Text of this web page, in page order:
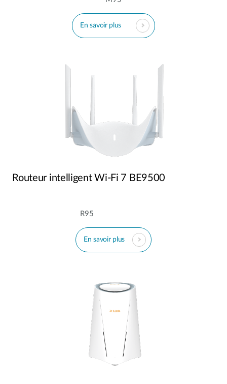
En savoir plus
Routeur intelligent Wi-Fi 7 BE9500
R95
En savoir plus